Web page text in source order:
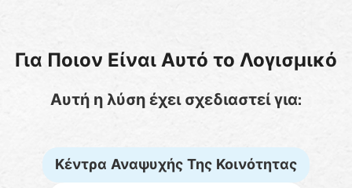
Για Ποιον Είναι Αυτό το Λογισμικό
Αυτή η λύση έχει σχεδιαστεί για:
Κέντρα Αναψυχής Της Κοινότητας